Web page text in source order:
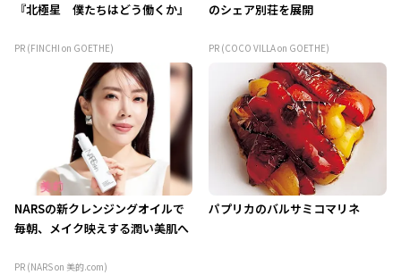
『北極星 僕たちはどう働くか』
PR (FINCHI on GOETHE)
のシェア別荘を展開
PR (COCO VILLA on GOETHE)
NARSの新クレンジングオイルで
毎朝、メイク映えする潤い美肌へ
PR (NARS on 美的.com)
パプリカのバルサミコマリネ